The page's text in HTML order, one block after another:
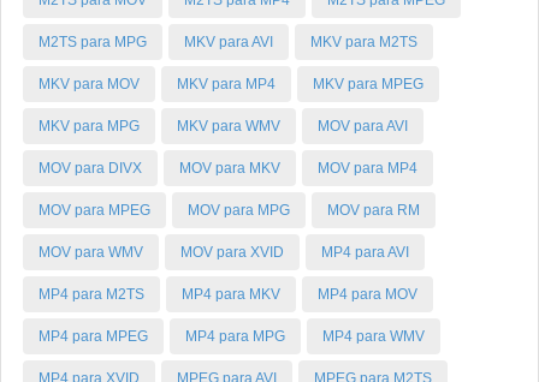
M2TS para MPG MKV para AVI MKV para M2TS
MKV para MOV MKV para MP4 MKV para MPEG
MKV para MPG MKV para WMV MOV para AVI
MOV para DIVX MOV para MKV MOV para MP4
MOV para MPEG MOV para MPG MOV para RM
MOV para WMV MOV para XVID MP4 para AVI
MP4 para M2TS MP4 para MKV MP4 para MOV
MP4 para MPEG MP4 para MPG MP4 para WMV
MP4 para XVID MPEG para AVI MPEG para M2TS